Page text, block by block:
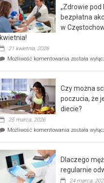
rehabilitacji
dla
seniorów!
„Zdrowie pod
bezpłatna
w
kwietnia!
21 kwietnia, 2026
Możliwość komentowania „Zdrowie
bezpłatna
akcja
profilaktyczna
w
już
kwietnia!
została
Czy można
poczucia, że
diecie?
25 marca, 2026
Możliwość komentowania Czy
poczucia,
że
została
Dlaczego
regularnie
24 marca,